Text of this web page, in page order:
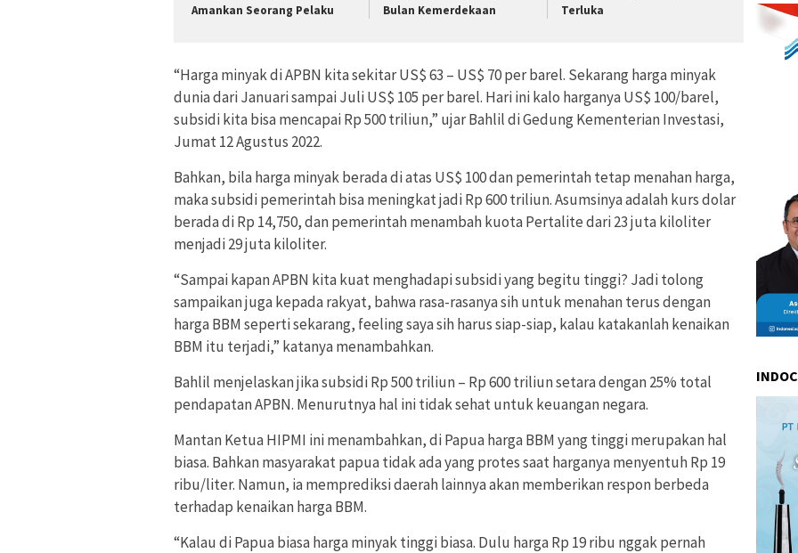
Amankan Seorang Pelaku
Bulan Kemerdekaan
Terluka
“Harga minyak di APBN kita sekitar US$ 63 – US$ 70 per barel. Sekarang harga minyak
dunia dari Januari sampai Juli US$ 105 per barel. Hari ini kalo harganya US$ 100/barel,
subsidi kita bisa mencapai Rp 500 triliun,” ujar Bahlil di Gedung Kementerian Investasi,
Jumat 12 Agustus 2022.
Bahkan, bila harga minyak berada di atas US$ 100 dan pemerintah tetap menahan harga,
maka subsidi pemerintah bisa meningkat jadi Rp 600 triliun. Asumsinya adalah kurs dolar
berada di Rp 14,750, dan pemerintah menambah kuota Pertalite dari 23 juta kiloliter
menjadi 29 juta kiloliter.
“Sampai kapan APBN kita kuat menghadapi subsidi yang begitu tinggi? Jadi tolong
sampaikan juga kepada rakyat, bahwa rasa-rasanya sih untuk menahan terus dengan
harga BBM seperti sekarang, feeling saya sih harus siap-siap, kalau katakanlah kenaikan
BBM itu terjadi,” katanya menambahkan.
Bahlil menjelaskan jika subsidi Rp 500 triliun – Rp 600 triliun setara dengan 25% total
pendapatan APBN. Menurutnya hal ini tidak sehat untuk keuangan negara.
Mantan Ketua HIPMI ini menambahkan, di Papua harga BBM yang tinggi merupakan hal
biasa. Bahkan masyarakat papua tidak ada yang protes saat harganya menyentuh Rp 19
ribu/liter. Namun, ia memprediksi daerah lainnya akan memberikan respon berbeda
terhadap kenaikan harga BBM.
“Kalau di Papua biasa harga minyak tinggi biasa. Dulu harga Rp 19 ribu nggak pernah